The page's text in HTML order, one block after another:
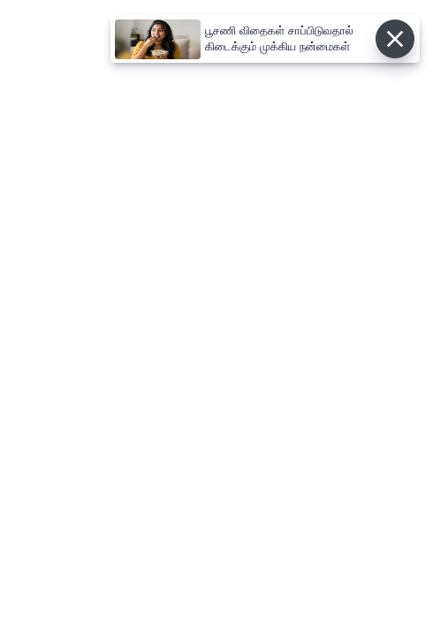
பூசணி விதைகள் சாப்பிடுவதால்
கிடைக்கும் முக்கிய நன்மைகள்